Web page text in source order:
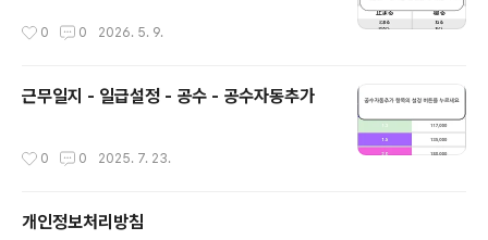
0 0 2026. 5. 9.
근무일지 - 일급설정 - 공수 - 공수자동추가
0 0 2025. 7. 23.
개인정보처리방침